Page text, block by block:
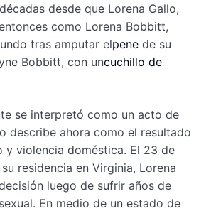
desde que Lorena Gallo,
como Lorena Bobbitt,
tras amputar elpene de su
Bobbitt, con uncuchillo de
se interpretó como un acto de
describe ahora como el resultado
y violencia doméstica. El 23 de
residencia en Virginia, Lorena
luego de sufrir años de
En medio de un estado de